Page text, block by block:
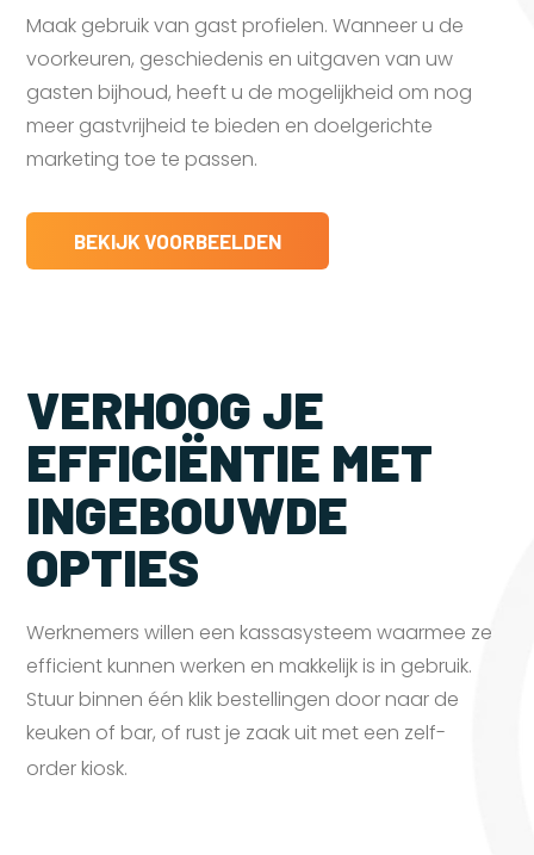
Maak gebruik van gast profielen. Wanneer u de
voorkeuren, geschiedenis en uitgaven van uw
gasten bijhoud, heeft u de mogelijkheid om nog
meer gastvrijheid te bieden en doelgerichte
marketing toe te passen.
BEKIJK VOORBEELDEN
VERHOOG JE
EFFICIËNTIE MET
INGEBOUWDE
OPTIES
Werknemers willen een kassasysteem waarmee ze
efficient kunnen werken en makkelijk is in gebruik.
Stuur binnen één klik bestellingen door naar de
keuken of bar, of rust je zaak uit met een zelf-
order kiosk.